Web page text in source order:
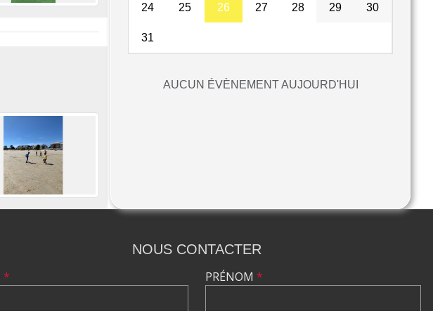
24 25 26 27 28 29 30
31
AUCUN ÉVÈNEMENT AUJOURD'HUI
NOUS CONTACTER
* PRÉNOM *